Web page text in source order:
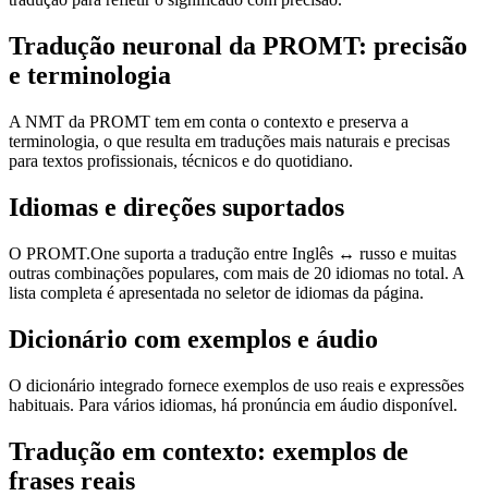
Tradução neuronal da PROMT: precisão
e terminologia
A NMT da PROMT tem em conta o contexto e preserva a
terminologia, o que resulta em traduções mais naturais e precisas
para textos profissionais, técnicos e do quotidiano.
Idiomas e direções suportados
O PROMT.One suporta a tradução entre Inglês ↔ russo e muitas
outras combinações populares, com mais de 20 idiomas no total. A
lista completa é apresentada no seletor de idiomas da página.
Dicionário com exemplos e áudio
O dicionário integrado fornece exemplos de uso reais e expressões
habituais. Para vários idiomas, há pronúncia em áudio disponível.
Tradução em contexto: exemplos de
frases reais